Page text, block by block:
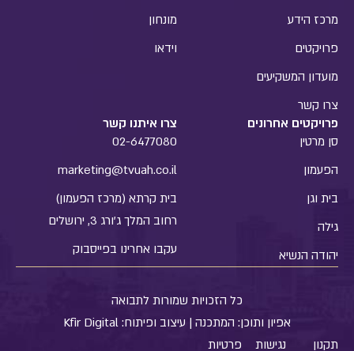
מרכז הידע
פרויקטים
מועדון המשקיעים
צרו קשר
מונחון
וידאו
פרויקטים אחרונים
סן מרטין
הפעמון
בית וגן
גילה
יהודה הנשיא
צרו איתנו קשר
02-6477080
marketing@tvuah.co.il
בית קרתא (מרכז הפעמון)
רחוב המלך ג'ורג 3, ירושלים
עקבו אחרינו בפייסבוק
כל הזכויות שמורות לתבואה
תקנון נגישות פרטיות
אפיון ותוכן: המתכנה | עיצוב ופיתוח: Kfir Digital